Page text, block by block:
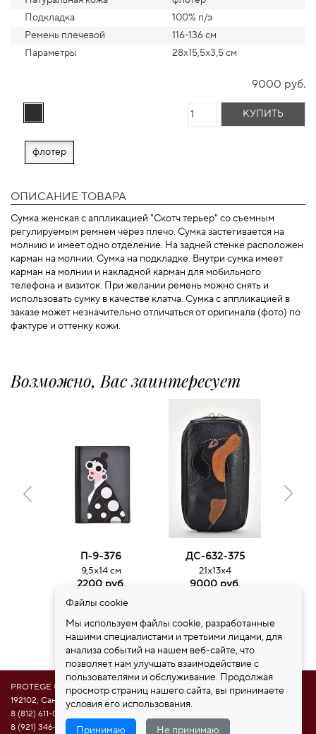
Подкладка
100% п/э
Ремень плечевой
116-136 см
Параметры
28х15,5х3,5 см
9000 руб.
КУПИТЬ
флотер
ОПИСАНИЕ ТОВАРА
Сумка женская с аппликацией "Скотч терьер" со съемным
регулируемым ремнем через плечо. Сумка застегивается на
молнию и имеет одно отделение. На задней стенке расположен
карман на молнии. Сумка на подкладке. Внутри сумка имеет
карман на молнии и накладной карман для мобильного
телефона и визиток. При желании ремень можно снять и
использовать сумку в качестве клатча. Сумка с аппликацией в
заказе может незначительно отличаться от оригинала (фото) по
фактуре и оттенку кожи.
Возможно, Вас заинтересует
П-9-376
9,5х14 см
2200 руб.
ДС-632-375
21х13х4
9000 руб.
PROTEGE ®
192102, Санкт-Петербург, ул. Самойловой 5, ПСК "Нобелевская дорога"
8 (812) 611-08-81
8 (921) 346-85-39
Файлы cookie
Мы используем файлы cookie, разработанные
нашими специалистами и третьими лицами, для
анализа событий на нашем веб-сайте, что
позволяет нам улучшать взаимодействие с
пользователями и обслуживание. Продолжая
просмотр страниц нашего сайта, вы принимаете
условия его использования.
Принимаю Не принимаю